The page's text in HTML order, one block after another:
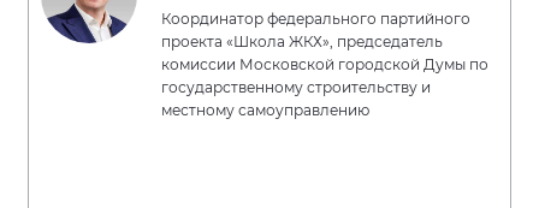
Координатор федерального партийного
проекта «Школа ЖКХ», председатель
комиссии Московской городской Думы по
государственному строительству и
местному самоуправлению